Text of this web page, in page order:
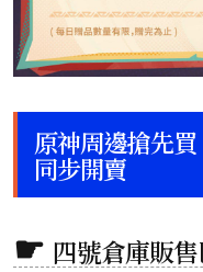
原神周邊搶先
同步開賣
四號倉庫販